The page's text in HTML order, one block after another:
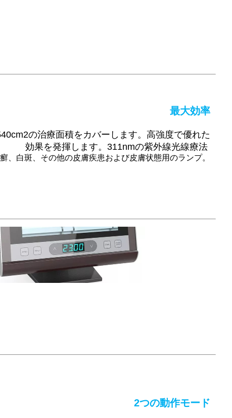
最大効率
の治療面積をカバーします。高強度で優れた
効果を発揮します。311nmの紫外線光線療法
、白斑、その他の皮膚疾患および皮膚状態用のランプ。
2つの動作モード